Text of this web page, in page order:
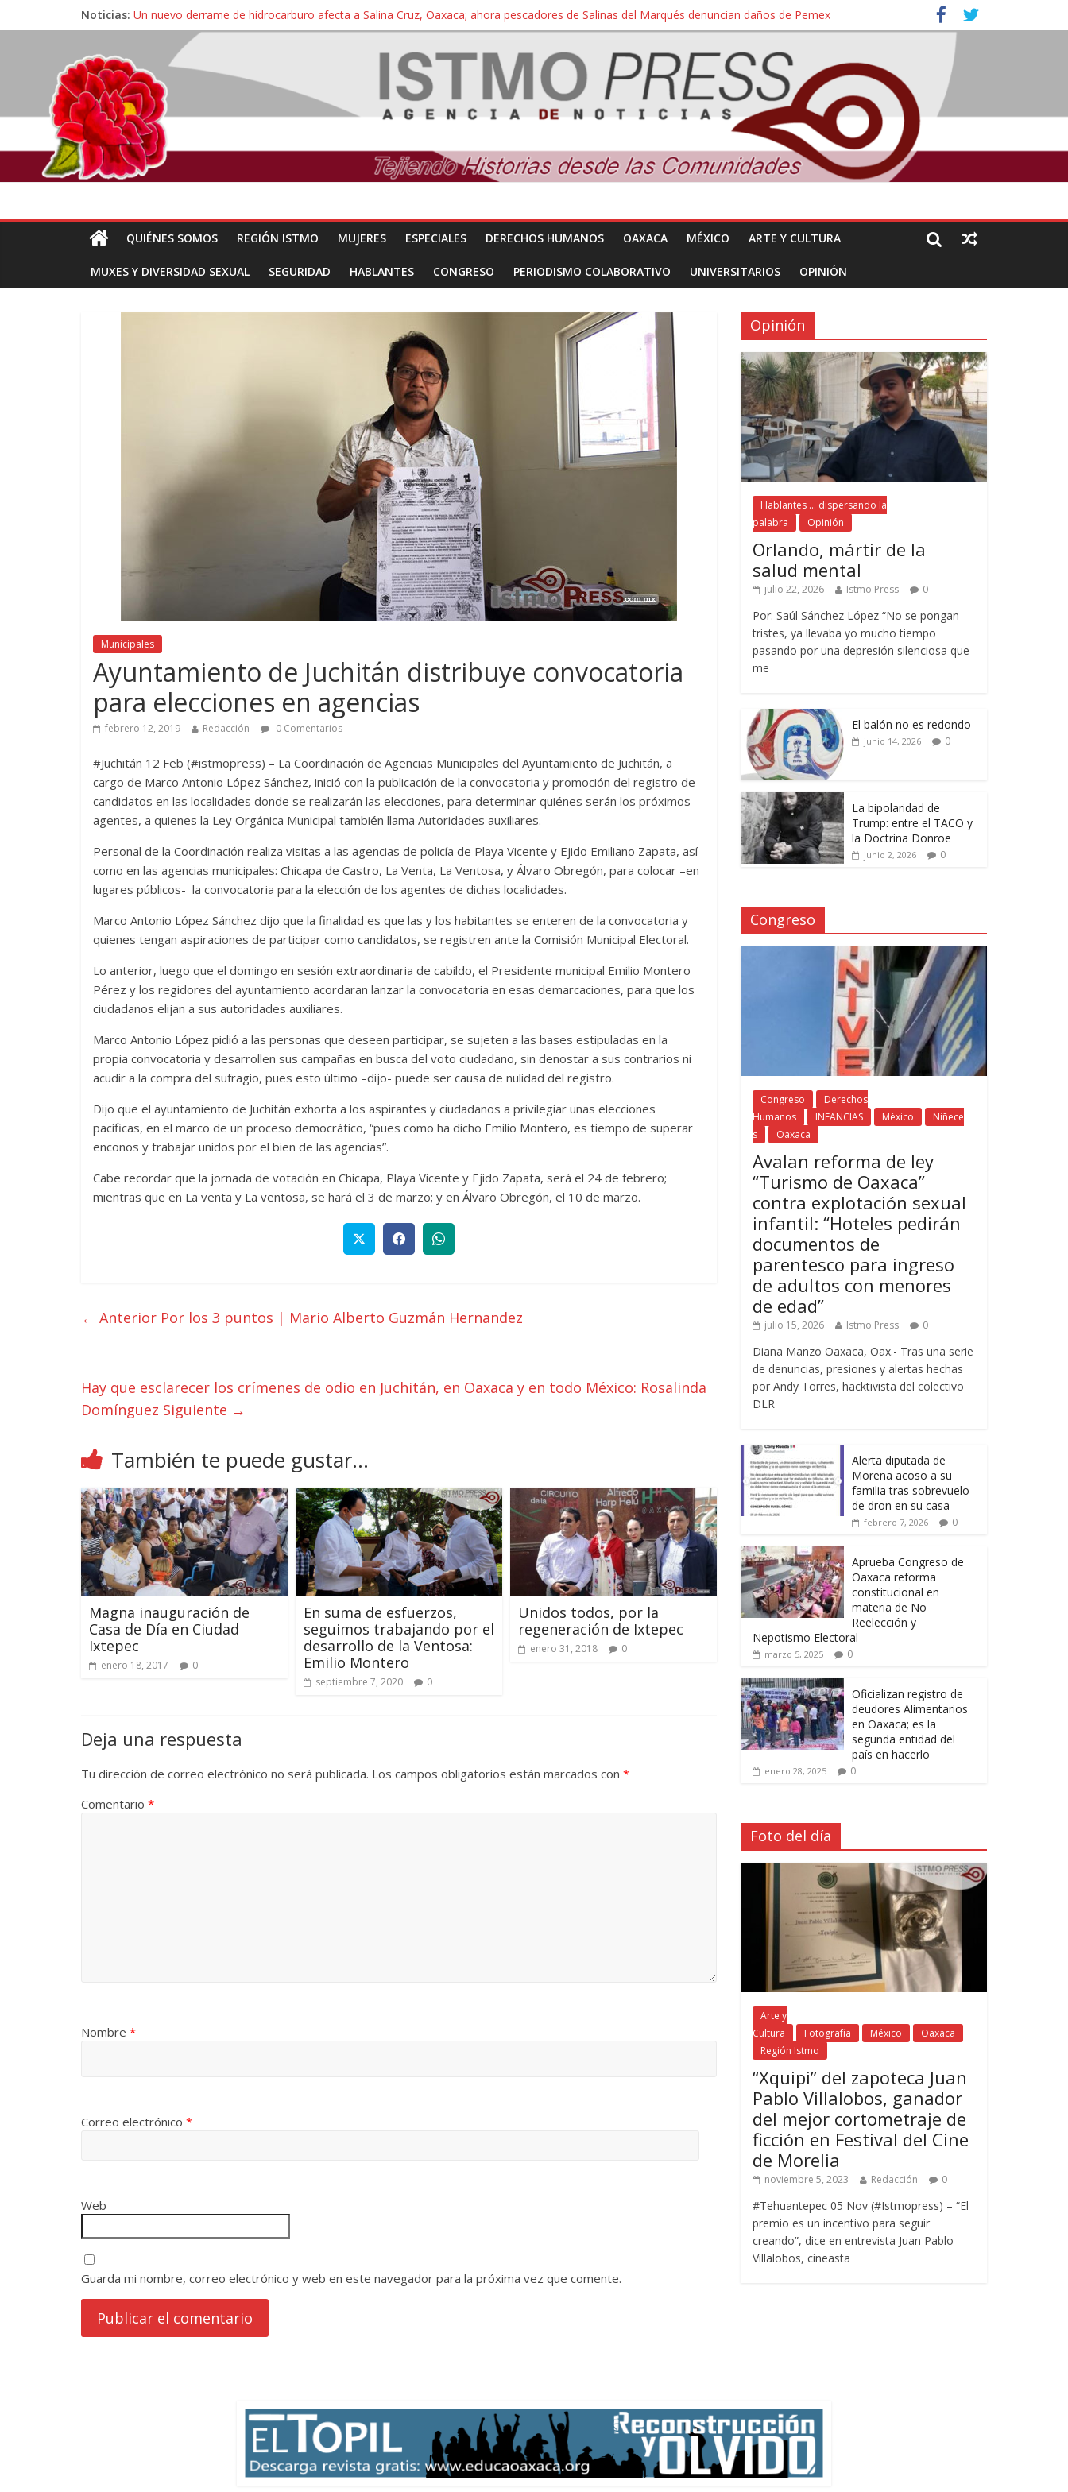
Noticias: Un nuevo derrame de hidrocarburo afecta a Salina Cruz, Oaxaca; ahora pescadores de Salinas del Marqués denuncian daños de Pemex
Ángel, el joven autista expulsado por la Universidad Bienestar de Ixtepec, Oaxaca vuelve a las aulas tras amparo
Familiares de periodista Alejandro Leyva se reúnen con titular de la SEGOB y exigen detener a los autores materiales e intelectuales de su asesinato
Alertan pescadores de Juchitán, Oaxaca de nuevo despojo de su territorio para construir un parque eólico
Pescadores y comuneros ikoots detienen la extracción ilegal de material pétreo de gravera Oyamel
QUIÉNES SOMOS REGIÓN ISTMO MUJERES ESPECIALES DERECHOS HUMANOS OAXACA MÉXICO ARTE Y CULTURA
MUXES Y DIVERSIDAD SEXUAL SEGURIDAD HABLANTES CONGRESO PERIODISMO COLABORATIVO UNIVERSITARIOS OPINIÓN
Municipales
Ayuntamiento de Juchitán distribuye convocatoria
para elecciones en agencias
febrero 12, 2019 Redacción 0 Comentarios
#Juchitán 12 Feb (#istmopress) – La Coordinación de Agencias Municipales del Ayuntamiento de Juchitán, a
cargo de Marco Antonio López Sánchez, inició con la publicación de la convocatoria y promoción del registro de
candidatos en las localidades donde se realizarán las elecciones, para determinar quiénes serán los próximos
agentes, a quienes la Ley Orgánica Municipal también llama Autoridades auxiliares.
Personal de la Coordinación realiza visitas a las agencias de policía de Playa Vicente y Ejido Emiliano Zapata, así
como en las agencias municipales: Chicapa de Castro, La Venta, La Ventosa, y Álvaro Obregón, para colocar –en
lugares públicos- la convocatoria para la elección de los agentes de dichas localidades.
Marco Antonio López Sánchez dijo que la finalidad es que las y los habitantes se enteren de la convocatoria y
quienes tengan aspiraciones de participar como candidatos, se registren ante la Comisión Municipal Electoral.
Lo anterior, luego que el domingo en sesión extraordinaria de cabildo, el Presidente municipal Emilio Montero
Pérez y los regidores del ayuntamiento acordaran lanzar la convocatoria en esas demarcaciones, para que los
ciudadanos elijan a sus autoridades auxiliares.
Marco Antonio López pidió a las personas que deseen participar, se sujeten a las bases estipuladas en la
propia convocatoria y desarrollen sus campañas en busca del voto ciudadano, sin denostar a sus contrarios ni
acudir a la compra del sufragio, pues esto último –dijo- puede ser causa de nulidad del registro.
Dijo que el ayuntamiento de Juchitán exhorta a los aspirantes y ciudadanos a privilegiar unas elecciones
pacíficas, en el marco de un proceso democrático, “pues como ha dicho Emilio Montero, es tiempo de superar
enconos y trabajar unidos por el bien de las agencias”.
Cabe recordar que la jornada de votación en Chicapa, Playa Vicente y Ejido Zapata, será el 24 de febrero;
mientras que en La venta y La ventosa, se hará el 3 de marzo; y en Álvaro Obregón, el 10 de marzo.
← Anterior Por los 3 puntos | Mario Alberto Guzmán Hernandez
Hay que esclarecer los crímenes de odio en Juchitán, en Oaxaca y en todo México: Rosalinda
Domínguez Siguiente →
También te puede gustar...
Magna inauguración de
Casa de Día en Ciudad
Ixtepec
enero 18, 2017 0
En suma de esfuerzos,
seguimos trabajando por el
desarrollo de la Ventosa:
Emilio Montero
septiembre 7, 2020 0
Unidos todos, por la
regeneración de Ixtepec
enero 31, 2018 0
Deja una respuesta
Tu dirección de correo electrónico no será publicada. Los campos obligatorios están marcados con *
Comentario *
Nombre *
Correo electrónico *
Web
Guarda mi nombre, correo electrónico y web en este navegador para la próxima vez que comente.
Opinión
Hablantes ... dispersando la
palabra
Opinión
Orlando, mártir de la
salud mental
julio 22, 2026 Istmo Press 0
Por: Saúl Sánchez López “No se pongan
tristes, ya llevaba yo mucho tiempo
pasando por una depresión silenciosa que
me
El balón no es redondo
junio 14, 2026 0
La bipolaridad de
Trump: entre el TACO y
la Doctrina Donroe
junio 2, 2026 0
Congreso
Congreso
Derechos
Humanos
INFANCIAS México
Niñece
s
Oaxaca
Avalan reforma de ley
“Turismo de Oaxaca”
contra explotación sexual
infantil: “Hoteles pedirán
documentos de
parentesco para ingreso
de adultos con menores
de edad”
julio 15, 2026 Istmo Press 0
Diana Manzo Oaxaca, Oax.- Tras una serie
de denuncias, presiones y alertas hechas
por Andy Torres, hacktivista del colectivo
DLR
Alerta diputada de
Morena acoso a su
familia tras sobrevuelo
de dron en su casa
febrero 7, 2026 0
Aprueba Congreso de
Oaxaca reforma
constitucional en
materia de No
Reelección y
Nepotismo Electoral
marzo 5, 2025 0
Oficializan registro de
deudores Alimentarios
en Oaxaca; es la
segunda entidad del
país en hacerlo
enero 28, 2025 0
Foto del día
Arte y
Cultura
Fotografía México
Oaxaca
Región Istmo
“Xquipi” del zapoteca Juan
Pablo Villalobos, ganador
del mejor cortometraje de
ficción en Festival del Cine
de Morelia
noviembre 5, 2023 Redacción 0
#Tehuantepec 05 Nov (#Istmopress) – “El
premio es un incentivo para seguir
creando”, dice en entrevista Juan Pablo
Villalobos, cineasta